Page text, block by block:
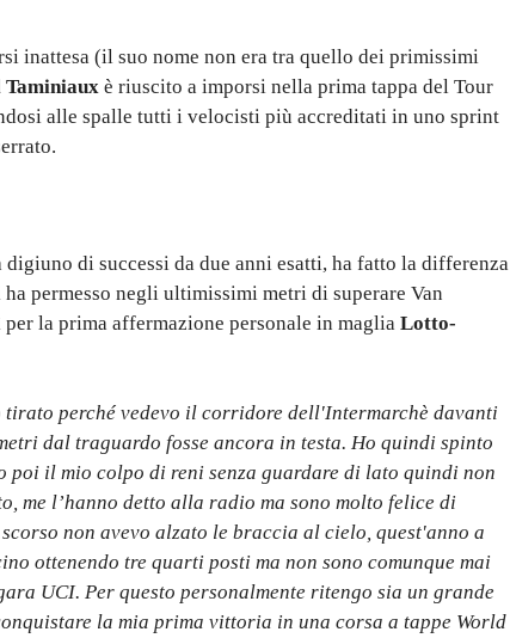
inattesa (il suo nome non era tra quello dei primissimi
Taminiaux è riuscito a imporsi nella prima tappa del Tour
alle spalle tutti i velocisti più accreditati in uno sprint
di successi da due anni esatti, ha fatto la differenza
permesso negli ultimissimi metri di superare Van
per la prima affermazione personale in maglia Lotto-
tirato perché vedevo il corridore dell'Intermarchè davanti
dal traguardo fosse ancora in testa. Ho quindi spinto
poi il mio colpo di reni senza guardare di lato quindi non
me l’hanno detto alla radio ma sono molto felice di
non avevo alzato le braccia al cielo, quest'anno a
ottenendo tre quarti posti ma non sono comunque mai
UCI. Per questo personalmente ritengo sia un grande
la mia prima vittoria in una corsa a tappe World